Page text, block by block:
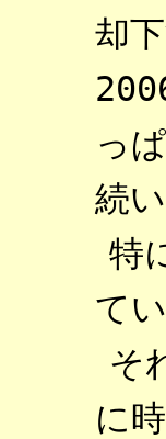
却
っ
続
特
て
そ
に